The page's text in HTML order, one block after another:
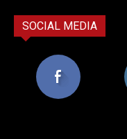
SOCIAL MEDIA